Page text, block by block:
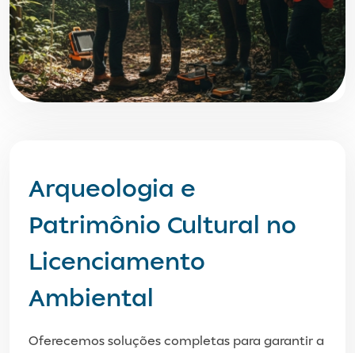
Arqueologia e
Patrimônio Cultural no
Licenciamento
Ambiental
Oferecemos soluções completas para garantir a